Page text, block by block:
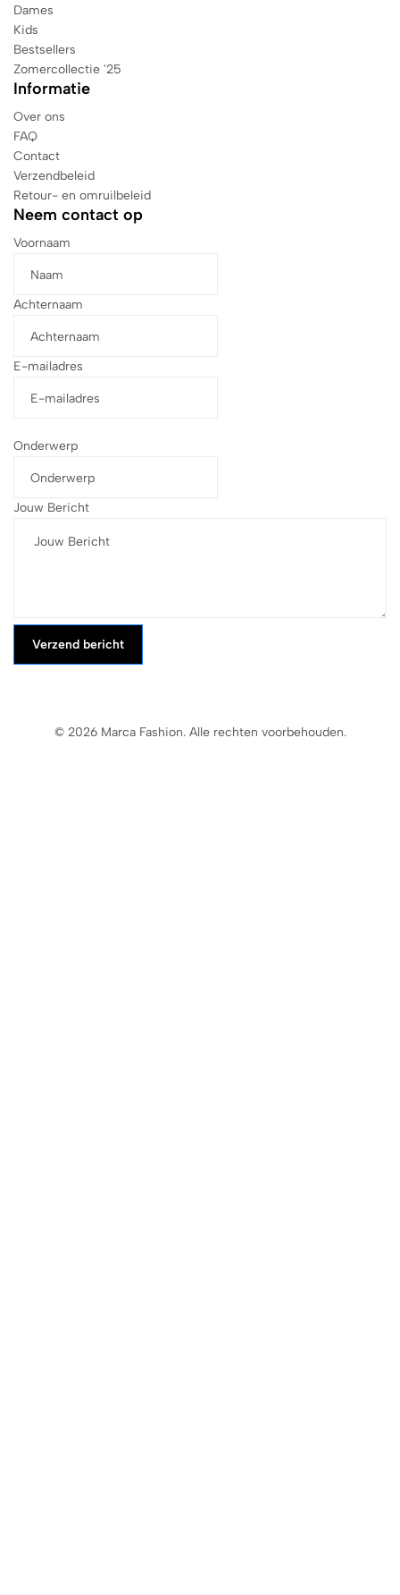
Dames
Kids
Bestsellers
Zomercollectie '25
Informatie
Over ons
FAQ
Contact
Verzendbeleid
Retour- en omruilbeleid
Neem contact op
Voornaam
Achternaam
E-mailadres
Onderwerp
Jouw Bericht
Verzend bericht
© 2026 Marca Fashion. Alle rechten voorbehouden.